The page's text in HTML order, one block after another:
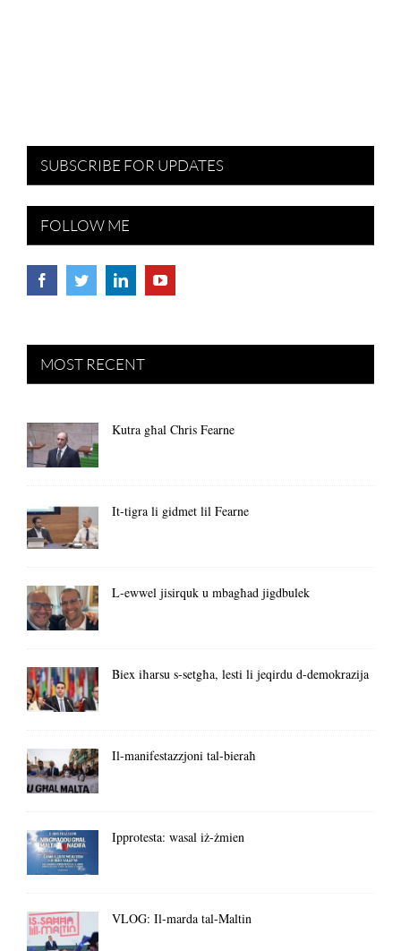
SUBSCRIBE FOR UPDATES
FOLLOW ME
MOST RECENT
Kutra għal Chris Fearne
It-tigra li gidmet lil Fearne
L-ewwel jisirquk u mbagħad jigdbulek
Biex iħarsu s-setgħa, lesti li jeqirdu d-demokrazija
Il-manifestazzjoni tal-bieraħ
Ipprotesta: wasal iż-żmien
VLOG: Il-marda tal-Maltin